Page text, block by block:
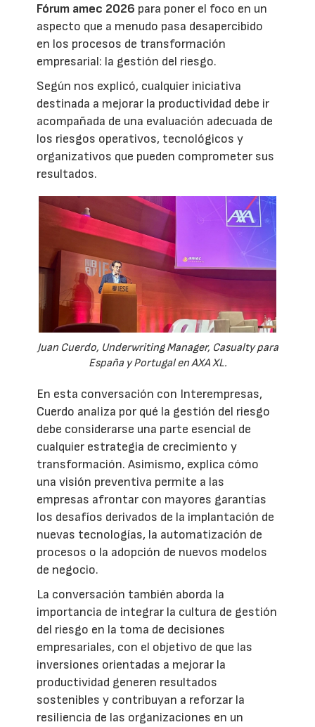
Fórum amec 2026 para poner el foco en un
aspecto que a menudo pasa desapercibido
en los procesos de transformación
empresarial: la gestión del riesgo.
Según nos explicó, cualquier iniciativa
destinada a mejorar la productividad debe ir
acompañada de una evaluación adecuada de
los riesgos operativos, tecnológicos y
organizativos que pueden comprometer sus
resultados.
Juan Cuerdo, Underwriting Manager, Casualty para
España y Portugal en AXA XL.
En esta conversación con Interempresas,
Cuerdo analiza por qué la gestión del riesgo
debe considerarse una parte esencial de
cualquier estrategia de crecimiento y
transformación. Asimismo, explica cómo
una visión preventiva permite a las
empresas afrontar con mayores garantías
los desafíos derivados de la implantación de
nuevas tecnologías, la automatización de
procesos o la adopción de nuevos modelos
de negocio.
La conversación también aborda la
importancia de integrar la cultura de gestión
del riesgo en la toma de decisiones
empresariales, con el objetivo de que las
inversiones orientadas a mejorar la
productividad generen resultados
sostenibles y contribuyan a reforzar la
resiliencia de las organizaciones en un